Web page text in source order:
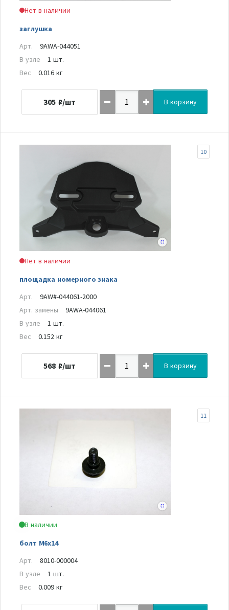
Нет в наличии
заглушка
Арт.
9AWA-044051
В узле
1 шт.
Вес
0.016 кг
305 ₽/шт В корзину
Нет в наличии
площадка номерного знака
10
Арт.
9AW#-044061-2000
Арт. замены
9AWA-044061
В узле
1 шт.
Вес
0.152 кг
568 ₽/шт В корзину
В наличии
болт М6х14
11
Арт.
8010-000004
В узле
1 шт.
Вес
0.009 кг